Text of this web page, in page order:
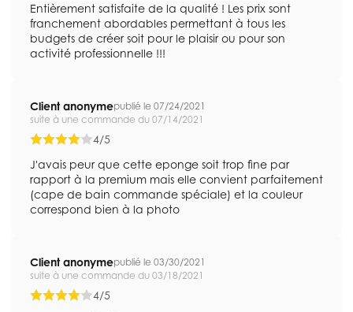
Entièrement satisfaite de la qualité ! Les prix sont
franchement abordables permettant à tous les
budgets de créer soit pour le plaisir ou pour son
activité professionnelle !!!
Client anonymepublié le 07/24/2021
suite à une commande du 07/14/2021
4/5
J'avais peur que cette eponge soit trop fine par
rapport à la premium mais elle convient parfaitement
(cape de bain commande spéciale) et la couleur
correspond bien à la photo
Client anonymepublié le 03/30/2021
suite à une commande du 03/18/2021
4/5